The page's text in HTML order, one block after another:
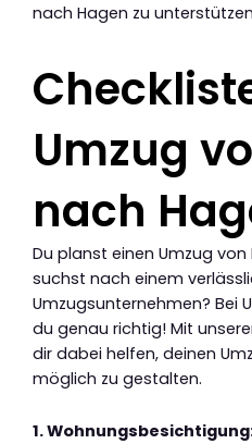
nach Hagen zu
Umzug
nach
Du planst einen Umzug
suchst nach einem
Umzugsunternehmen? Bei
du genau richtig! Mit
dir dabei helfen, deinen
möglich zu gestalten.
1.